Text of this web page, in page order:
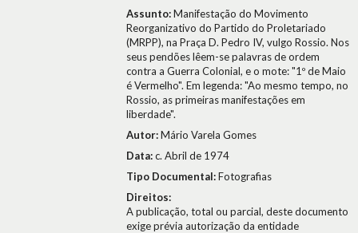
Assunto:Manifestação do Movimento
Reorganizativo do Partido do Proletariado
(MRPP), na Praça D. Pedro IV, vulgo Rossio. Nos
seus pendões lêem-se palavras de ordem
contra a Guerra Colonial, e o mote: "1º de Maio
é Vermelho". Em legenda: "Ao mesmo tempo, no
Rossio, as primeiras manifestações em
liberdade".
Autor:Mário Varela Gomes
Data:c. Abril de 1974
Tipo Documental:Fotografias
Direitos:
A publicação, total ou parcial, deste documento
exige prévia autorização da entidade